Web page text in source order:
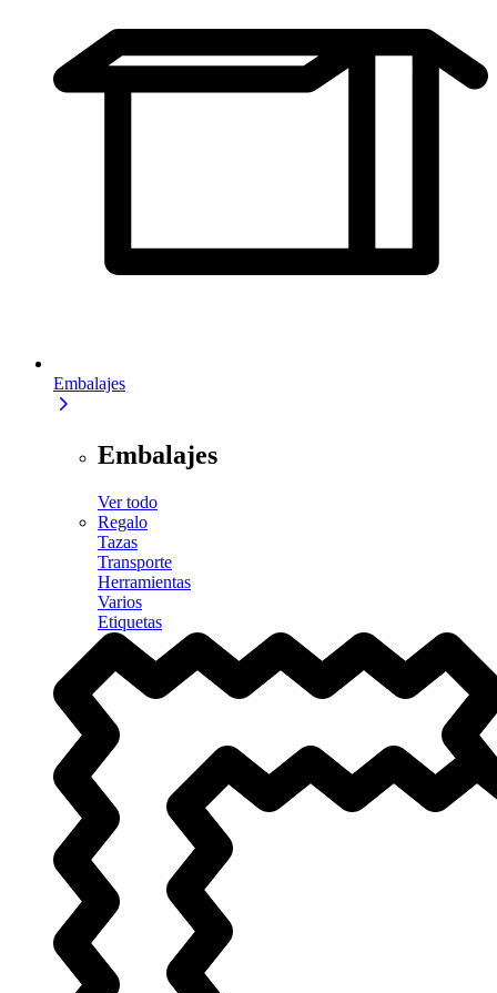
Embalajes
Embalajes
Ver todo
Regalo
Tazas
Transporte
Herramientas
Varios
Etiquetas